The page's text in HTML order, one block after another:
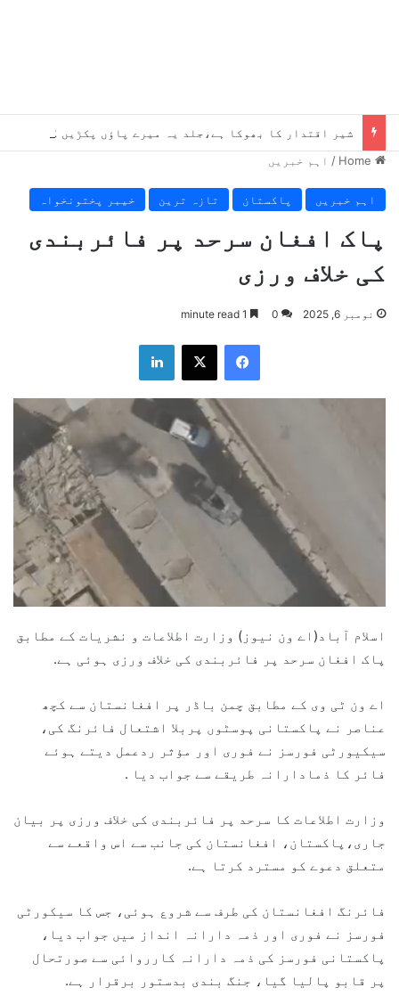
/ اہم خبریں
اہم خبریں پاکستان تازہ ترین خیبر پختونخواہ
پاک افغان سرحد پر فائربندی
کی خلاف ورزی
نومبر 6, 2025 0
اسلام آباد(اے ون نیوز) وزارت اطلاعات و نشریات کے مطابق
پاک افغان سرحد پر فائربندی کی خلاف ورزی ہوئی ہے.
اے ون ٹی وی کے مطابق چمن باڈر پر افغانستان سے کچھ
عناصر نے پاکستانی پوسٹوں پربلا اشتعال فائرنگ کی،
سیکیورٹی فورسز نے فوری اور مؤثر ردعمل دیتے ہوئے
فائر کا ذمادارانہ طریقے سے جواب دیا .
وزارت اطلاعات کا سرحد پر فائربندی کی خلاف ورزی پر بیان
جاری،پاکستان، افغانستان کی جانب سے اس واقعے سے
متعلق دعوے کو مسترد کرتا ہے.
فائرنگ افغانستان کی طرف سے شروع ہوئی، جس کا سیکورٹی
فورسز نے فوری اور ذمہ دارانہ انداز میں جواب دیا،
پاکستانی فورسز کی ذمہ دارانہ کارروائی سے صورتحال
پر قابو پالیا گیا، جنگ بندی بدستور برقرار ہے.